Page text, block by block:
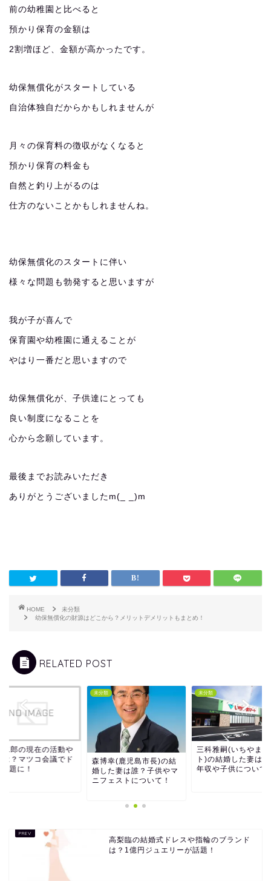
前の幼稚園と比べると
預かり保育の金額は
2割増ほど、金額が高かったです。
幼保無償化がスタートしている
自治体独自だからかもしれませんが
月々の保育料の徴収がなくなると
預かり保育の料金も
自然と釣り上がるのは
仕方のないことかもしれませんね。
幼保無償化のスタートに伴い
様々な問題も勃発すると思いますが
我が子が喜んで
保育園や幼稚園に通えることが
やはり一番だと思いますので
幼保無償化が、子供達にとっても
良い制度になることを
心から念願しています。
最後までお読みいただき
ありがとうございましたm(_ _)m
HOME
未分類
幼保無償化の財源はどこから？メリットデメリットもまとめ！
RELATED POST
二郎の現在の活動や
は？マツコ会議でド
題に！
未分類
森博幸(鹿児島市長)の結
婚した妻は誰？子供やマ
ニフェストについて！
未分類
三科雅嗣(いちやま
ト)の結婚した妻は
年収や子供について
高梨臨の結婚式ドレスや指輪のブランド
は？1億円ジュエリーが話題！